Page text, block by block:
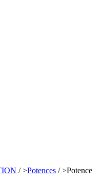
/>Potences />Potence